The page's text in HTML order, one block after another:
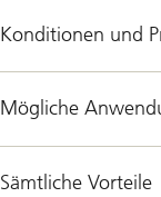
Konditionen und
Mögliche
Sämtliche Vorteile